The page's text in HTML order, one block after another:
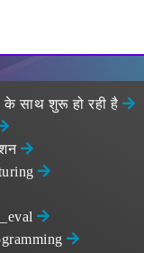
के साथ शुरू हो रही है